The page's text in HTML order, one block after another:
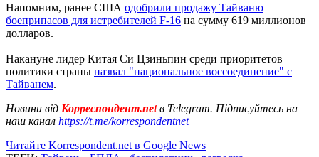
Напомним, ранее США одобрили продажу Тайваню
боеприпасов для истребителей F-16 на сумму 619 миллионов
долларов.
Накануне лидер Китая Си Цзиньпин среди приоритетов
политики страны назвал "национальное воссоединение" с
Тайванем.
Новини від Корреспондент.netв Telegram. Підписуйтесь на
наш канал https://t.me/korrespondentnet
Читайте Korrespondent.net в Google News